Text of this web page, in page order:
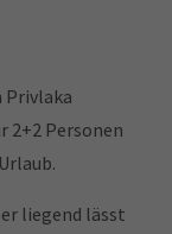
Privlaka
Personen
liegend lässt